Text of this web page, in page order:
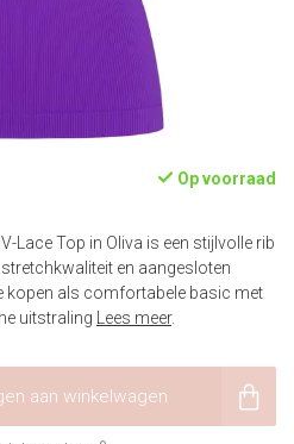
Op voorraad
Lace Top in Oliva is een stijlvolle rib
en aangesloten
kopen als comfortabele basic met
uitstraling
Lees meer.
aan winkelwagen